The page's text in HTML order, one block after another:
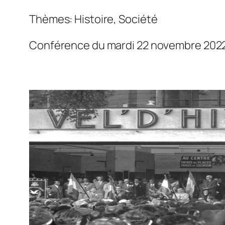
Thèmes: Histoire, Société
Conférence du mardi 22 novembre